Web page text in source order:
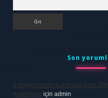
Son
3 Bilgiyi Işleme Kuramına Göre
Açıklayınız için admin